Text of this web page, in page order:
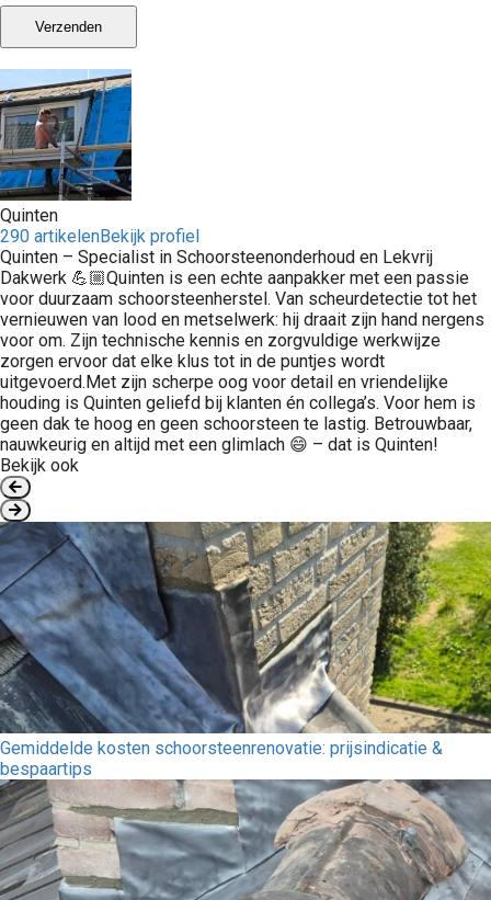
Verzenden
Quinten
290 artikelenBekijk profiel
Quinten – Specialist in Schoorsteenonderhoud en Lekvrij
Dakwerk 💪🏼Quinten is een echte aanpakker met een passie
voor duurzaam schoorsteenherstel. Van scheurdetectie tot het
vernieuwen van lood en metselwerk: hij draait zijn hand nergens
voor om. Zijn technische kennis en zorgvuldige werkwijze
zorgen ervoor dat elke klus tot in de puntjes wordt
uitgevoerd.Met zijn scherpe oog voor detail en vriendelijke
houding is Quinten geliefd bij klanten én collega’s. Voor hem is
geen dak te hoog en geen schoorsteen te lastig. Betrouwbaar,
nauwkeurig en altijd met een glimlach 😄 – dat is Quinten!
Bekijk ook
Gemiddelde kosten schoorsteenrenovatie: prijsindicatie &
bespaartips